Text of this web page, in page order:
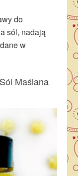
do
sól, nadają
w
Maślana